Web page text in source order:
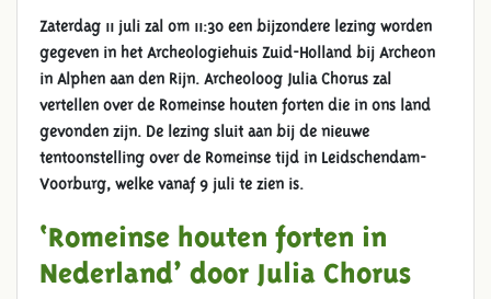
Zaterdag 11 juli zal om 11:30 een bijzondere lezing worden
gegeven in het Archeologiehuis Zuid-Holland bij Archeon
in Alphen aan den Rijn. Archeoloog Julia Chorus zal
vertellen over de Romeinse houten forten die in ons land
gevonden zijn. De lezing sluit aan bij de nieuwe
tentoonstelling over de Romeinse tijd in Leidschendam-
Voorburg, welke vanaf 9 juli te zien is.
‘Romeinse houten forten in
Nederland’ door Julia Chorus